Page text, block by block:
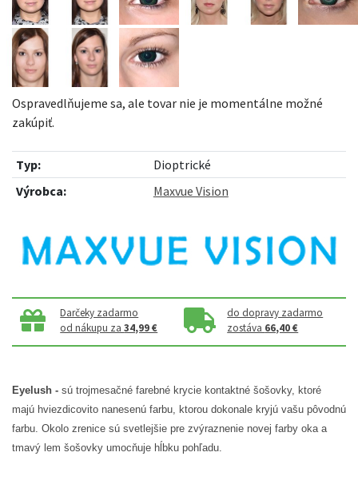
Ospravedlňujeme sa, ale tovar nie je momentálne možné
zakúpiť.
Typ:
Dioptrické
Výrobca:
Maxvue Vision
Darčeky zadarmo
od nákupu za34,99 €
do dopravy zadarmo
zostáva 66,40 €
Eyelush - sú trojmesačné farebné krycie kontaktné šošovky, ktoré
majú hviezdicovito nanesenú farbu, ktorou dokonale kryjú vašu pôvodnú
farbu. Okolo zrenice sú svetlejšie pre zvýraznenie novej farby oka a
tmavý lem šošovky umocňuje hĺbku pohľadu.